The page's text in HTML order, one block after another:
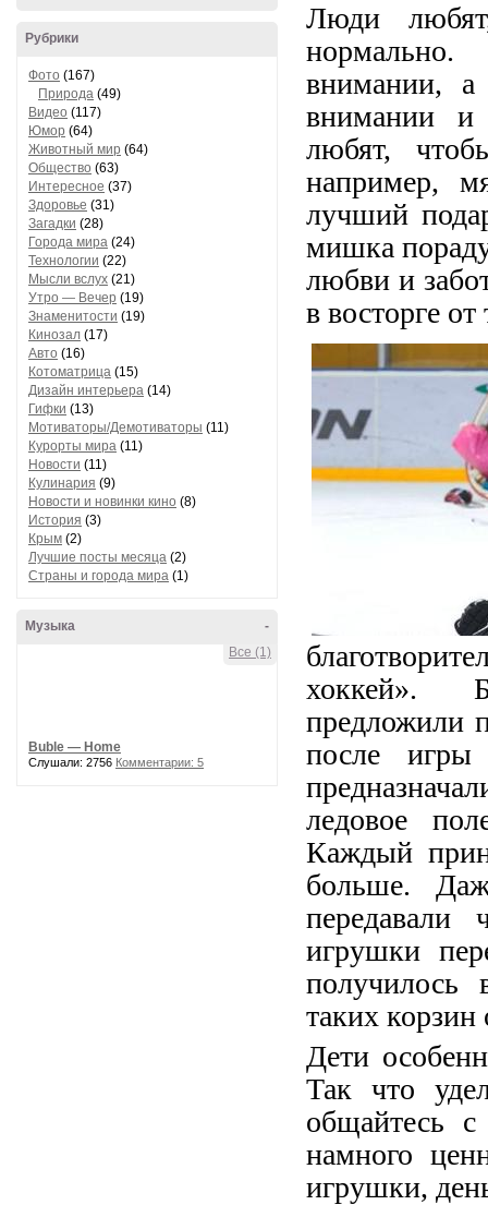
Рубрики
Фото (167)
Природа (49)
Видео (117)
Юмор (64)
Животный мир (64)
Общество (63)
Интересное (37)
Здоровье (31)
Загадки (28)
Города мира (24)
Технологии (22)
Мысли вслух (21)
Утро — Вечер (19)
Знаменитости (19)
Кинозал (17)
Авто (16)
Котоматрица (15)
Дизайн интерьера (14)
Гифки (13)
Мотиваторы/Демотиваторы (11)
Курорты мира (11)
Новости (11)
Кулинария (9)
Новости и новинки кино (8)
История (3)
Крым (2)
Лучшие посты месяца (2)
Страны и города мира (1)
-
Музыка
Все (1)
Buble — Home
Слушали: 2756 Комментарии: 5
Люди
внимании, а
внимании и
любят,
например,
лучший
мишка
любви и
в восторге от
хоккей».
предложили
после
ледовое
Каждый
больше.
игрушки
получилось
таких
Дети
Так что
общайтесь
намного
игрушки,